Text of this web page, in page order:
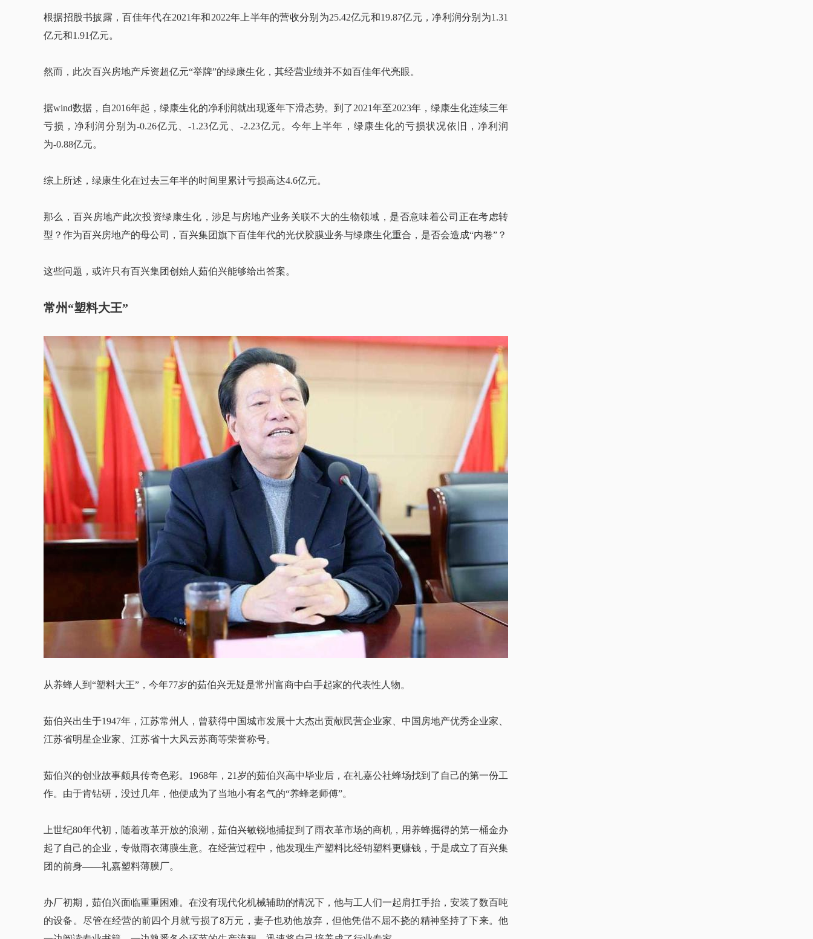
根据招股书披露，百佳年代在2021年和2022年上半年的营收分别为25.42亿元和19.87亿元，净利润分别为1.31
亿元和1.91亿元。
然而，此次百兴房地产斥资超亿元“举牌”的绿康生化，其经营业绩并不如百佳年代亮眼。
据wind数据，自2016年起，绿康生化的净利润就出现逐年下滑态势。到了2021年至2023年，绿康生化连续三年
亏损，净利润分别为-0.26亿元、-1.23亿元、-2.23亿元。今年上半年，绿康生化的亏损状况依旧，净利润
为-0.88亿元。
综上所述，绿康生化在过去三年半的时间里累计亏损高达4.6亿元。
那么，百兴房地产此次投资绿康生化，涉足与房地产业务关联不大的生物领域，是否意味着公司正在考虑转
型？作为百兴房地产的母公司，百兴集团旗下百佳年代的光伏胶膜业务与绿康生化重合，是否会造成“内卷”？
这些问题，或许只有百兴集团创始人茹伯兴能够给出答案。
常州“塑料大王”
从养蜂人到“塑料大王”，今年77岁的茹伯兴无疑是常州富商中白手起家的代表性人物。
茹伯兴出生于1947年，江苏常州人，曾获得中国城市发展十大杰出贡献民营企业家、中国房地产优秀企业家、
江苏省明星企业家、江苏省十大风云苏商等荣誉称号。
茹伯兴的创业故事颇具传奇色彩。1968年，21岁的茹伯兴高中毕业后，在礼嘉公社蜂场找到了自己的第一份工
作。由于肯钻研，没过几年，他便成为了当地小有名气的“养蜂老师傅”。
上世纪80年代初，随着改革开放的浪潮，茹伯兴敏锐地捕捉到了雨衣革市场的商机，用养蜂掘得的第一桶金办
起了自己的企业，专做雨衣薄膜生意。在经营过程中，他发现生产塑料比经销塑料更赚钱，于是成立了百兴集
团的前身——礼嘉塑料薄膜厂。
办厂初期，茹伯兴面临重重困难。在没有现代化机械辅助的情况下，他与工人们一起肩扛手抬，安装了数百吨
的设备。尽管在经营的前四个月就亏损了8万元，妻子也劝他放弃，但他凭借不屈不挠的精神坚持了下来。他